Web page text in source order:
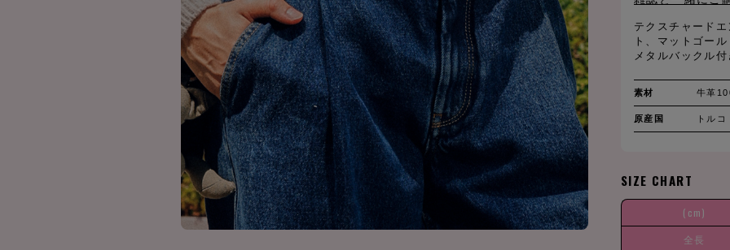
テクスチャード
ト、マットゴー
メタルバックル付
素材 牛革
原産国 トルコ
SIZE CHART
(cm)
全長